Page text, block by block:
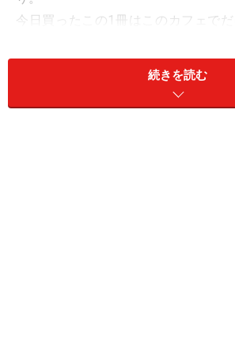
今日買ったこの1冊はこのカフェで
続きを読む